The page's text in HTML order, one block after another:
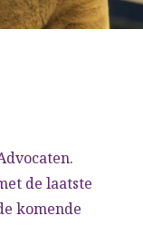
de laatste
komende